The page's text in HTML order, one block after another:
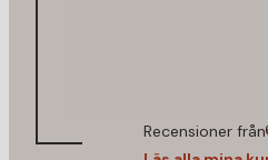
Recensioner från